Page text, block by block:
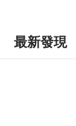
最新發現